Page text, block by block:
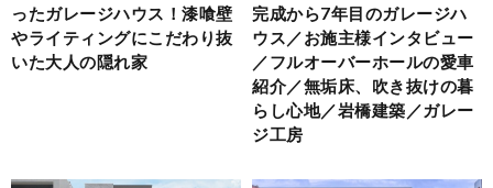
ったガレージハウス！漆喰壁
やライティングにこだわり抜
いた大人の隠れ家
完成から7年目のガレージハ
ウス／お施主様インタビュー
／フルオーバーホールの愛車
紹介／無垢床、吹き抜けの暮
らし心地／岩橋建築／ガレー
ジ工房